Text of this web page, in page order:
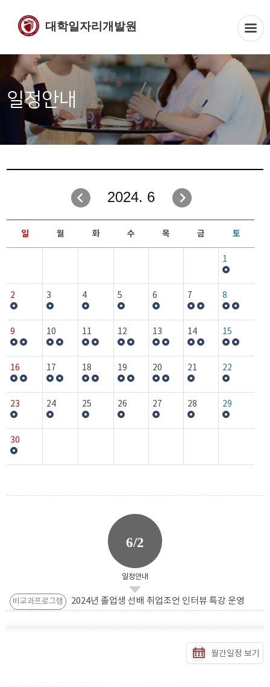
대학일자리개발원
일정안내
2024. 6
일 월 화 수 목 금 토
1
2 3 4 5 6 7 8
9 10 11 12 13 14 15
16 17 18 19 20 21 22
23 24 25 26 27 28 29
30
6/2
일정안내
비교과프로그램 2024년 졸업생 선배 취업조언 인터뷰 특강 운영
월간일정 보기